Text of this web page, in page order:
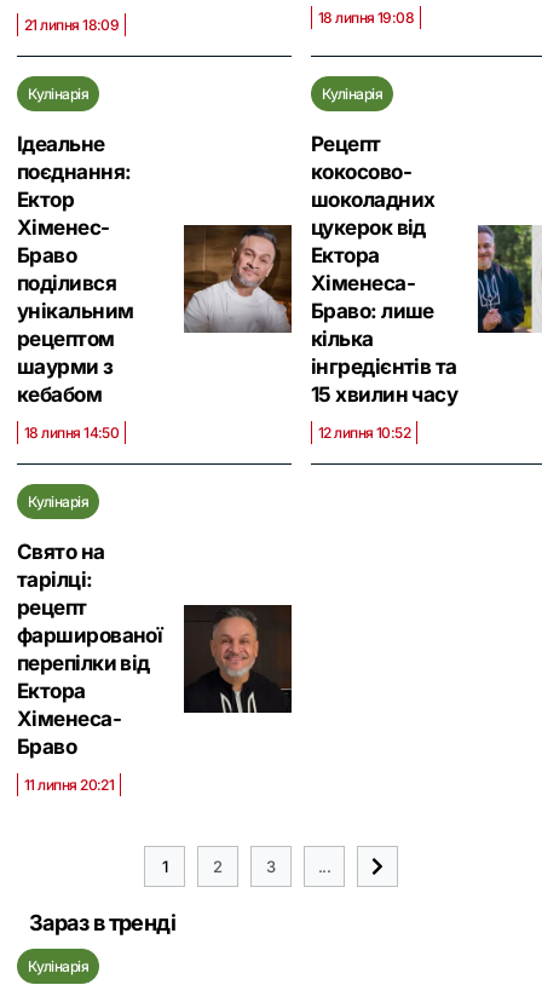
21 липня 18:09 18 липня 19:08
Кулінарія
Ідеальне
поєднання:
Ектор
Хіменес-
Браво
поділився
унікальним
рецептом
шаурми з
кебабом
18 липня 14:50
Кулінарія
Рецепт
кокосово-
шоколадних
цукерок від
Ектора
Хіменеса-
Браво: лише
кілька
інгредієнтів та
15 хвилин часу
12 липня 10:52
Кулінарія
Свято на
тарілці:
рецепт
фаршированої
перепілки від
Ектора
Хіменеса-
Браво
11 липня 20:21
1 2 3 ...
Зараз в тренді
Кулінарія